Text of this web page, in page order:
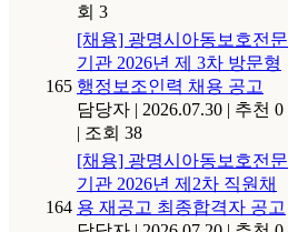
회 3
165
[채용] 광명시아동보호전문
기관 2026년 제 3차 방문형
행정보조인력 채용 공고
담당자 | 2026.07.30 | 추천 0
| 조회 38
164
[채용] 광명시아동보호전문
기관 2026년 제2차 직원채
용 재공고 최종합격자 공고